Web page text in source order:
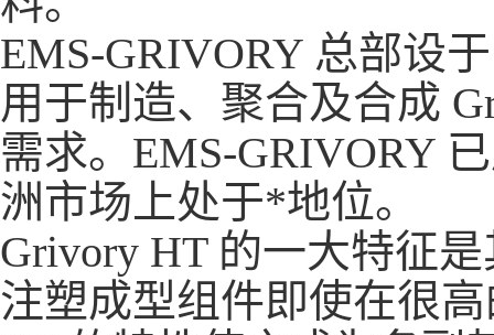
EMS-GRIVORY 总部设
用于制造、聚合及合成
需求。EMS-GRIVORY
洲市场上处于*地位。
Grivory HT 的一大特征
注塑成型组件即使在很